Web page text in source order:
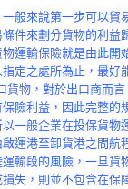
般來說第一步可以貿
件來劃分貨物的利益
運輸保險就是由此開
定之處所為止，最好
貨物，對於出口商而
險利益，因此完整的
一般企業在投保貨物
運港至卸貨港之間航
輸段的風險，一旦貨
失，則並不包含在保